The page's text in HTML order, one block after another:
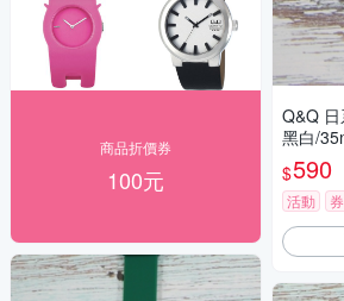
商品折價券
100元
Q&Q
黑白/
$590
活動 券